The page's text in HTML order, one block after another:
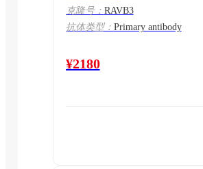
克隆号： RAVB3
抗体类型： Primary antibody
¥2180